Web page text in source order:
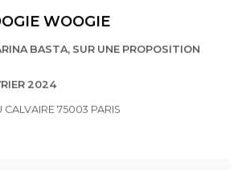
WOOGIE
BASTA, SUR UNE PROPOSITION
2024
CALVAIRE 75003 PARIS